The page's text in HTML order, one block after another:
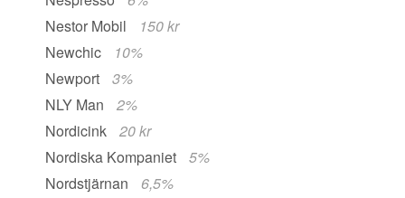
Nestor Mobil
150 kr
Newchic
10%
Newport
3%
NLY Man
2%
Nordicink
20 kr
Nordiska Kompaniet
5%
Nordstjärnan
6,5%